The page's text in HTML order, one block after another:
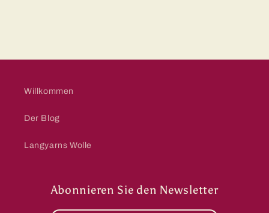
Willkommen
Der Blog
Langyarns Wolle
Abonnieren Sie den Newsletter